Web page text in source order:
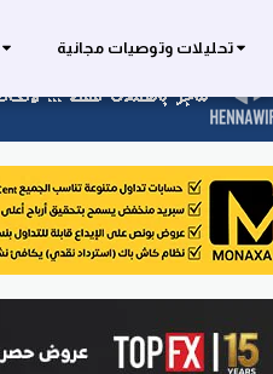
تحليلات وتوصيات مجانية